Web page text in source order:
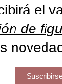
el
de